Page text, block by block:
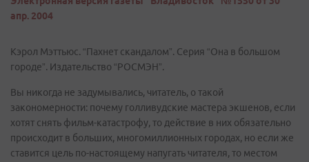
апр. 2004
Кэрол Мэттьюс. “Пахнет скандалом”. Серия “Она в большом
городе”. Издательство “РОСМЭН”.
Вы никогда не задумывались, читатель, о такой
закономерности: почему голливудские мастера экшенов, если
хотят снять фильм-катастрофу, то действие в них обязательно
происходит в больших, многомиллионных городах, но если же
ставится цель по-настоящему напугать читателя, то местом